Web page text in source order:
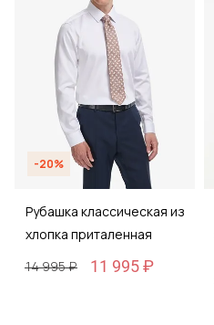
-20%
Рубашка классическая из
хлопка приталенная
14 995 ₽
11 995 ₽